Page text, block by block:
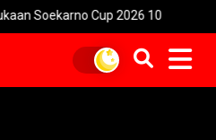
Soekarno Cup 2026 10